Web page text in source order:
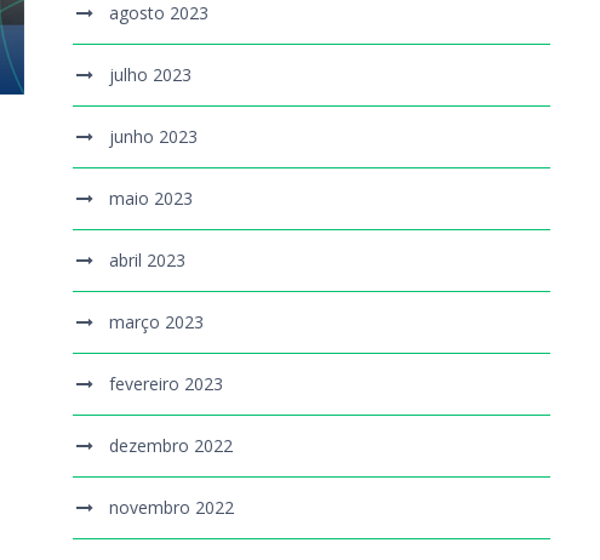
agosto 2023
julho 2023
junho 2023
maio 2023
abril 2023
março 2023
fevereiro 2023
dezembro 2022
novembro 2022